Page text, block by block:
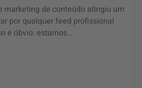
marketing de conteúdo atingiu um
por qualquer feed profissional
é óbvio: estamos...